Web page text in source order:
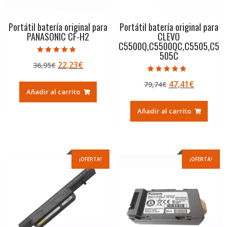
Portátil batería original para
PANASONIC CF-H2
5.00
de 5
36,95€ El
original
era:
22,23€El
actual
es:
Añadir al carrito
Portátil batería original para
CLEVO
C5500Q,C5500QC,C5505,C5
505C
5.00
de 5
79,74€ El
original
era:
47,41€El
actual
es:
Añadir al carrito
¡OFERTA! ¡OFERTA!